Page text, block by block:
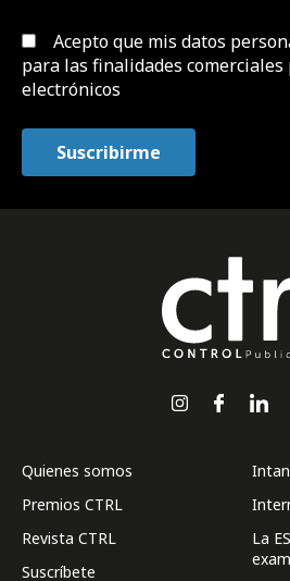
Acepto que mis datos
para las finalidades comerciales
electrónicos
Quienes somos
Premios CTRL
Revista CTRL
Suscríbete
La